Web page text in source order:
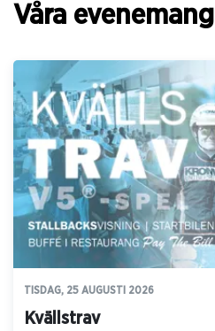
Våra evenemang
TISDAG, 25 AUGUSTI 2026
Kvällstrav